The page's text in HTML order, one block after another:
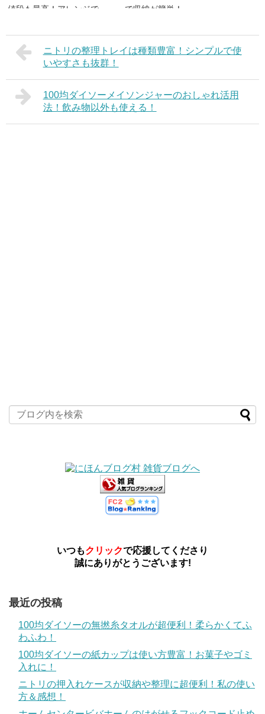
値段も最高！アレンジで
で収納が簡単！
ニトリの整理トレイは種類豊富！シンプルで使
いやすさも抜群！
100均ダイソーメイソンジャーのおしゃれ活用
法！飲み物以外も使える！
いつもクリックで応援してくださり
誠にありがとうございます!
最近の投稿
100均ダイソーの無撚糸タオルが超便利！柔らかくてふ
わふわ！
100均ダイソーの紙カップは使い方豊富！お菓子やゴミ
入れに！
ニトリの押入れケースが収納や整理に超便利！私の使い
方＆感想！